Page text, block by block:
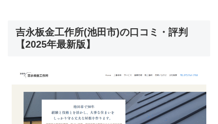
吉永板金工作所(池田市)の口コミ・評判
【2025年最新版】